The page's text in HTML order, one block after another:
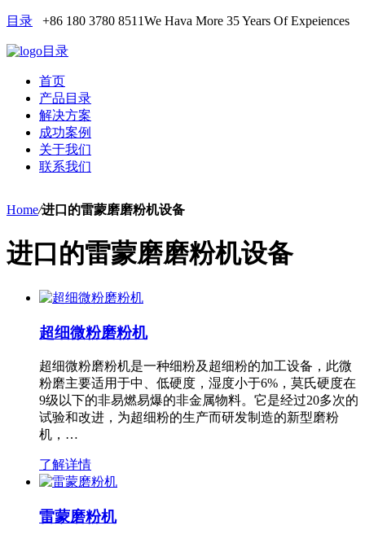
目录 +86 180 3780 8511We Hava More 35 Years Of Expeiences
目录
首页
产品目录
解决方案
成功案例
关于我们
联系我们
Home/进口的雷蒙磨磨粉机设备
进口的雷蒙磨磨粉机设备
超细微粉磨粉机
超细微粉磨粉机是一种细粉及超细粉的加工设备，此微
粉磨主要适用于中、低硬度，湿度小于6%，莫氏硬度在
9级以下的非易燃易爆的非金属物料。它是经过20多次的
试验和改进，为超细粉的生产而研发制造的新型磨粉
机，…
了解详情
雷蒙磨粉机